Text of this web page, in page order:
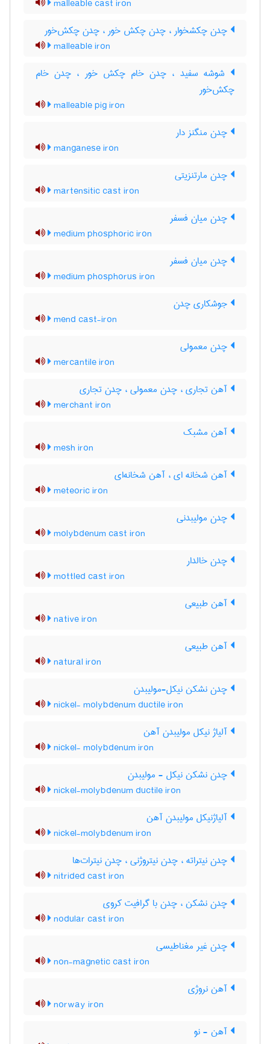
malleable cast iron
چدن چکشخوار ، چدن چکش خور ، چدن چکش‌خور
malleable iron
شوشه سفید ، چدن خام چکش خور ، چدن خام
چکش‌خور
malleable pig iron
چدن منگنز دار
manganese iron
چدن مارتنزیتی
martensitic cast iron
چدن میان فسفر
medium phosphoric iron
چدن میان فسفر
medium phosphorus iron
جوشکاری چدن
mend cast-iron
چدن معمولی
mercantile iron
آهن تجاری ، چدن معمولی ، چدن تجاری
merchant iron
آهن مشبک
mesh iron
آهن شخانه ای ، آهن شخانه‌ای
meteoric iron
چدن مولیبدنی
molybdenum cast iron
چدن خالدار
mottled cast iron
آهن طبیعی
native iron
آهن طبیعی
natural iron
چدن نشکن نیکل-مولیبدن
nickel- molybdenum ductile iron
آلیاژ نیکل مولیبدن آهن
nickel- molybdenum iron
چدن نشکن نیکل - مولیبدن
nickel-molybdenum ductile iron
آلیاژنیکل مولیبدن آهن
nickel-molybdenum iron
چدن نیتراته ، چدن نیتروژنی ، چدن نیترات‌ها
nitrided cast iron
چدن نشکن ، چدن با گرافیت کروی
nodular cast iron
چدن غیر مغناطیسی
non-magnetic cast iron
آهن نروژی
norway iron
آهن - نو